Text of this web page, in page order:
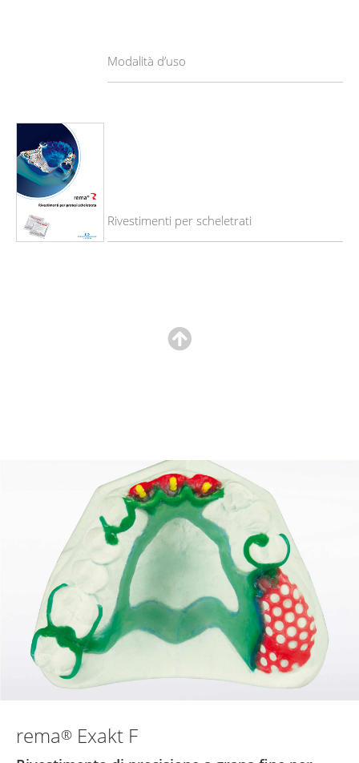
Modalità d’uso
Rivestimenti per scheletrati
rema® Exakt F